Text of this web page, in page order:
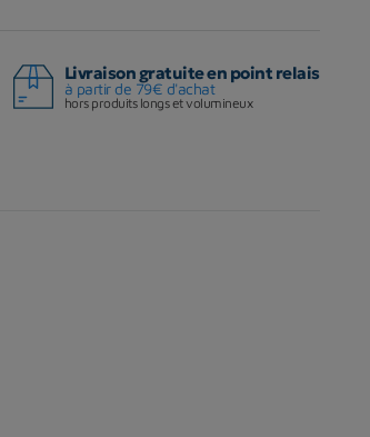
Livraison gratuite en point relais
à partir de 79€ d'achat
hors produits longs et volumineux